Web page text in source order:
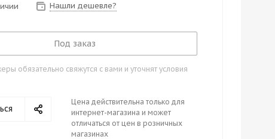
Нашли дешевле?
Под заказ
обязательно свяжутся с вами и уточнят условия
Цена действительна только для
интернет-магазина и может
отличаться от цен в розничных
магазинах